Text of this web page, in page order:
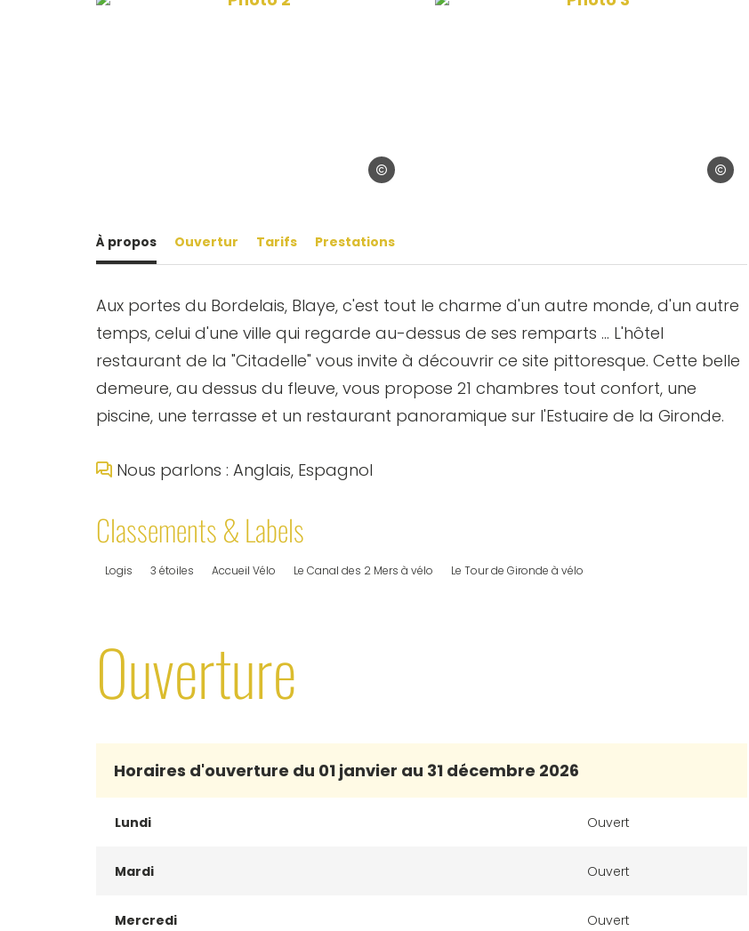
Imagera Imagera
À propos Ouvertur Tarifs Prestations
Aux portes du Bordelais, Blaye, c'est tout le charme d'un autre monde, d'un autre
temps, celui d'une ville qui regarde au-dessus de ses remparts … L'hôtel
restaurant de la "Citadelle" vous invite à découvrir ce site pittoresque. Cette belle
demeure, au dessus du fleuve, vous propose 21 chambres tout confort, une
piscine, une terrasse et un restaurant panoramique sur l'Estuaire de la Gironde.
Nous parlons : Anglais, Espagnol
Classements & Labels
Logis 3 étoiles Accueil Vélo Le Canal des 2 Mers à vélo Le Tour de Gironde à vélo
Ouverture
Horaires d'ouverture du 01 janvier au 31 décembre 2026
Lundi Ouvert
Mardi Ouvert
Mercredi Ouvert